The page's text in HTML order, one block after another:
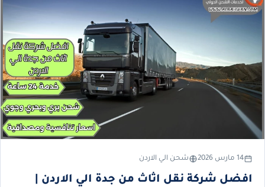
14 مارس 2026 شحن الي الاردن
افضل شركة نقل اثاث من جدة الي الاردن |